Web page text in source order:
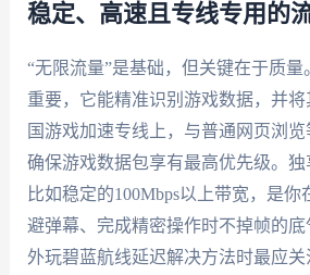
稳定、高速且专线专用的
“无限流量”是基础，但关键在于质
重要，它能精准识别游戏数据，并将
国游戏加速专线上，与普通网页浏览
确保游戏数据包享有最高优先级。独
比如稳定的100Mbps以上带宽，是
避弹幕、完成精密操作时不掉帧的底
外玩碧蓝航线延迟解决方法时最应关